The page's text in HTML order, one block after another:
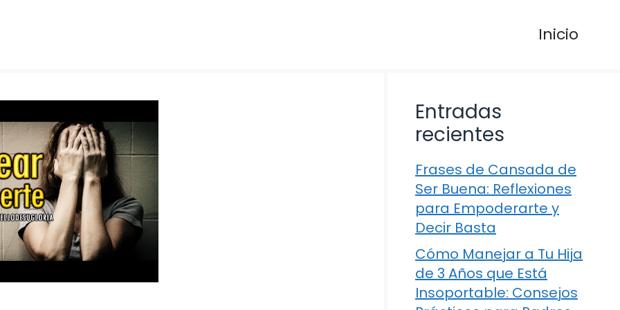
Inicio
Entradas
recientes
Frases de Cansada de
Ser Buena: Reflexiones
para Empoderarte y
Decir Basta
Cómo Manejar a Tu Hija
de 3 Años que Está
Insoportable: Consejos